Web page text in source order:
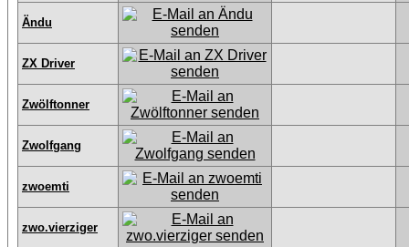
Ändu
ZX Driver
Zwölftonner
Zwolfgang
zwoemti
zwo.vierziger